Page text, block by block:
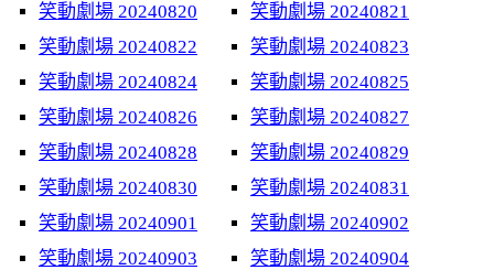
笑動劇場 20240820
笑動劇場 20240821
笑動劇場 20240822
笑動劇場 20240823
笑動劇場 20240824
笑動劇場 20240825
笑動劇場 20240826
笑動劇場 20240827
笑動劇場 20240828
笑動劇場 20240829
笑動劇場 20240830
笑動劇場 20240831
笑動劇場 20240901
笑動劇場 20240902
笑動劇場 20240903
笑動劇場 20240904